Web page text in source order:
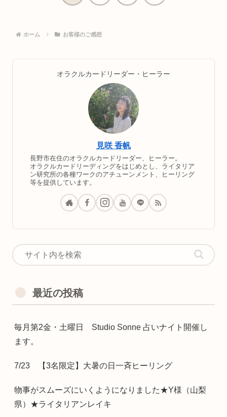
ホーム お客様のご感想
オラクルカードリーダー・ヒーラー
見咲 香帆
長野市在住のオラクルカードリーダー、ヒーラー。
オラクルカードリーディングをはじめとし、ライタリア
ン研究所の各種ワークのアチューンメント、ヒーリング
等を提供しています。
最近の投稿
毎月第2金・土曜日 Studio Sonne 占いナイト開催し
ます。
7/23 【3名限定】大暑の日一斉ヒーリング
物事がスムーズにいくようになりました★Y様（山梨
県）★ライタリアンレイキ